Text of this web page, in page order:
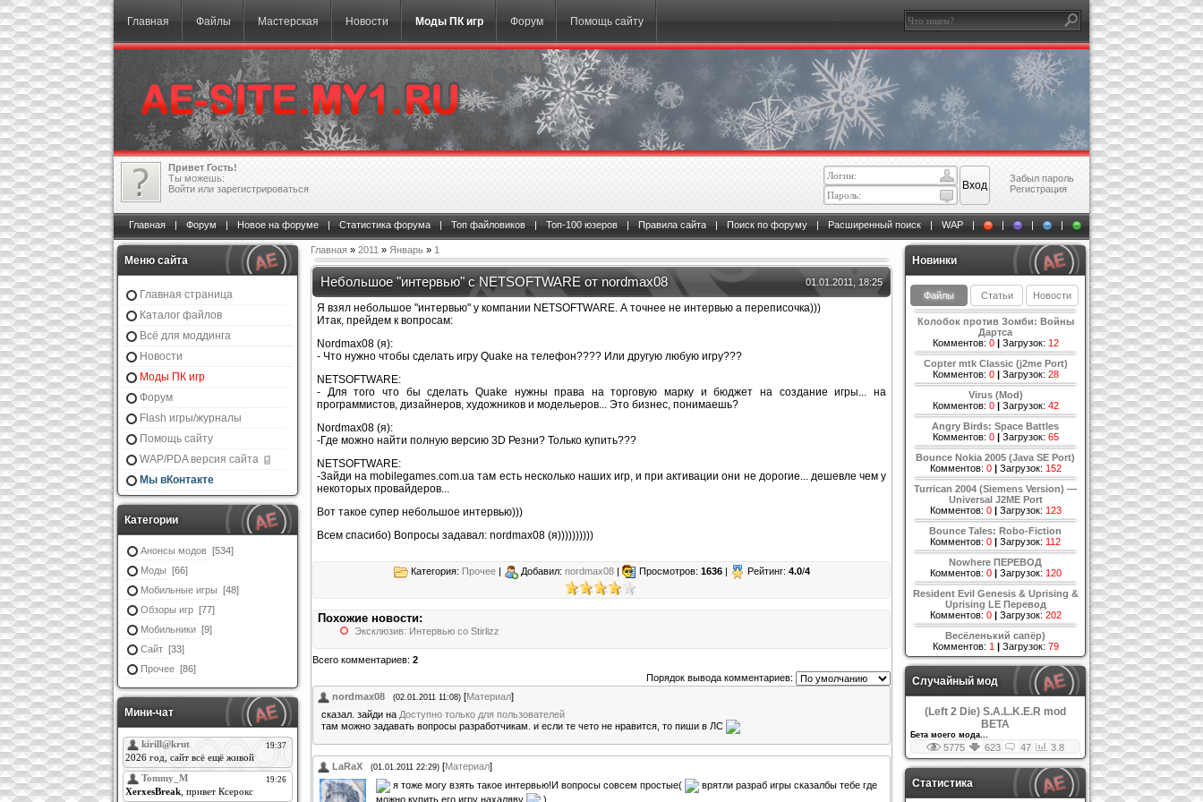
Главная Файлы Мастерская Новости Моды ПК игр Форум Помощь сайту
Привет Гость!
Ты можешь:
Войти или зарегистрироваться
Забыл пароль
Регистрация
Главная | Форум | Новое на форуме | Статистика форума | Топ файловиков | Топ-100 юзеров | Правила сайта | Поиск по форуму | Расширенный поиск | WAP | | | |
Меню сайта
Главная страница
Каталог файлов
Всё для моддинга
Новости
Моды ПК игр
Форум
Flash игры/журналы
Помощь сайту
WAP/PDA версия сайта
Мы вКонтакте
Категории
Анонсы модов [534]
Моды [66]
Мобильные игры [48]
Обзоры игр [77]
Мобильники [9]
Сайт [33]
Прочее [86]
Мини-чат
Главная » 2011 » Январь » 1
01.01.2011, 18:25
Небольшое "интервью" с NETSOFTWARE от nordmax08
Я взял небольшое "интервью" у компании NETSOFTWARE. А точнее не интервью а переписочка)))
Итак, прейдем к вопросам:
Nordmax08 (я):
- Что нужно чтобы сделать игру Quake на телефон???? Или другую любую игру???
NETSOFTWARE:
- Для того что бы сделать Quake нужны права на торговую марку и бюджет на создание игры... на
программистов, дизайнеров, художников и модельеров... Это бизнес, понимаешь?
Nordmax08 (я):
-Где можно найти полную версию 3D Резни? Только купить???
NETSOFTWARE:
-3айди на mobilegames.com.ua там есть несколько наших игр, и при активации они не дорогие... дешевле чем у
некоторых провайдеров...
Вот такое супер небольшое интервью)))
Всем спасибо) Вопросы задавал: nordmax08 (я))))))))))
Категория: Прочее| Добавил: nordmax08| Просмотров: 1636| Рейтинг: 4.0/4
Похожие новости:
Эксклюзив: Интервью со Stirlizz
Всего комментариев: 2
Порядок вывода комментариев:
nordmax08
(02.01.2011 11:08) [Материал]
сказал. зайди на Доступно только для пользователей
там можно задавать вопросы разработчикам. и если те чето не нравится, то пиши в ЛС
LaRaX (01.01.2011 22:29) [Материал]
я тоже могу взять такое интервью!И вопросы совсем простые(
врятли разраб игры сказалбы тебе где
можно купить его игру нахаляву
)
Новинки
Файлы Статьи Новости
Колобок против Зомби: Войны
Дартса
Комментов: 0| Загрузок: 12
Copter mtk Classic (j2me Port)
Комментов: 0| Загрузок: 28
Virus (Mod)
Комментов: 0| Загрузок: 42
Angry Birds: Space Battles
Комментов: 0| Загрузок: 65
Bounce Nokia 2005 (Java SE Port)
Комментов: 0| Загрузок: 152
Turrican 2004 (Siemens Version) —
Universal J2ME Port
Комментов: 0| Загрузок: 123
Bounce Tales: Robo-Fiction
Комментов: 0 | Загрузок: 112
Nowhere ПЕРЕВОД
Комментов: 0| Загрузок: 120
Resident Evil Genesis & Uprising &
Uprising LE Перевод
Комментов: 0| Загрузок: 202
Весёленький сапёр)
Комментов: 1 | Загрузок: 79
Случайный мод
(Left 2 Die) S.A.L.K.E.R mod
BETA
Бета моего мода...
5775 623 47 3.8
Статистика